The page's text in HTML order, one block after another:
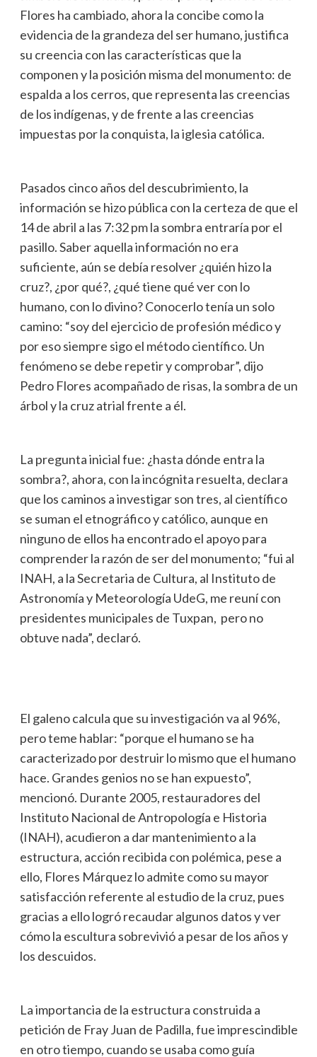
Flores ha cambiado, ahora la concibe como la
evidencia de la grandeza del ser humano, justifica
su creencia con las características que la
componen y la posición misma del monumento: de
espalda a los cerros, que representa las creencias
de los indígenas, y de frente a las creencias
impuestas por la conquista, la iglesia católica.
Pasados cinco años del descubrimiento, la
información se hizo pública con la certeza de que el
14 de abril a las 7:32 pm la sombra entraría por el
pasillo. Saber aquella información no era
suficiente, aún se debía resolver ¿quién hizo la
cruz?, ¿por qué?, ¿qué tiene qué ver con lo
humano, con lo divino? Conocerlo tenía un solo
camino: “soy del ejercicio de profesión médico y
por eso siempre sigo el método científico. Un
fenómeno se debe repetir y comprobar”, dijo
Pedro Flores acompañado de risas, la sombra de un
árbol y la cruz atrial frente a él.
La pregunta inicial fue: ¿hasta dónde entra la
sombra?, ahora, con la incógnita resuelta, declara
que los caminos a investigar son tres, al científico
se suman el etnográfico y católico, aunque en
ninguno de ellos ha encontrado el apoyo para
comprender la razón de ser del monumento; “fui al
INAH, a la Secretaria de Cultura, al Instituto de
Astronomía y Meteorología UdeG, me reuní con
presidentes municipales de Tuxpan, pero no
obtuve nada”, declaró.
El galeno calcula que su investigación va al 96%,
pero teme hablar: “porque el humano se ha
caracterizado por destruir lo mismo que el humano
hace. Grandes genios no se han expuesto”,
mencionó. Durante 2005, restauradores del
Instituto Nacional de Antropología e Historia
(INAH), acudieron a dar mantenimiento a la
estructura, acción recibida con polémica, pese a
ello, Flores Márquez lo admite como su mayor
satisfacción referente al estudio de la cruz, pues
gracias a ello logró recaudar algunos datos y ver
cómo la escultura sobrevivió a pesar de los años y
los descuidos.
La importancia de la estructura construida a
petición de Fray Juan de Padilla, fue imprescindible
en otro tiempo, cuando se usaba como guía